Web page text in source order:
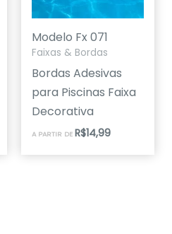
Modelo Fx 071
Faixas & Bordas
Bordas Adesivas
para Piscinas Faixa
Decorativa
A PARTIR DE R$14,99